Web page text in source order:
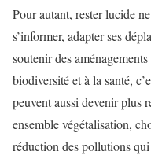
Pour autant, rester lucide
s’informer, adapter ses
soutenir des
biodiversité et à la santé,
peuvent aussi devenir plus
ensemble végétalisation,
réduction des pollutions